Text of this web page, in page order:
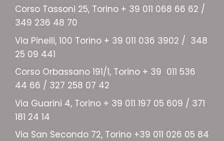
Corso Tassoni 25, Torino + 39 011 068 66 62 /
349 236 48 70
Via Pinelli, 100 Torino + 39 011 036 3902 / 348
25 09 441
Corso Orbassano 191/1, Torino + 39 011 536
44 66 / 327 258 07 42
Via Guarini 4, Torino + 39 011 197 05 609 / 371
181 24 14
Via San Secondo 72, Torino +39 011 026 05 84